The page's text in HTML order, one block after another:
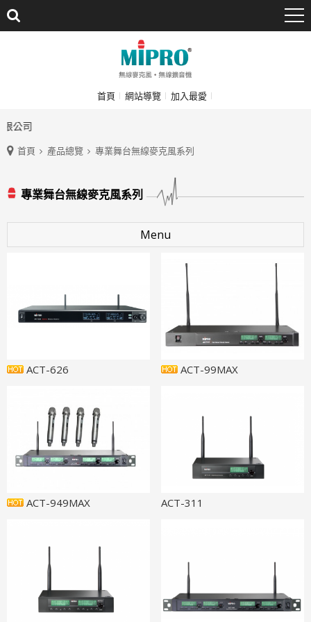
首頁 網站導覽 加入最愛
公司
首頁 產品總覽 專業舞台無線麥克風系列
專業舞台無線麥克風系列
Menu
ACT-626 ACT-99MAX
ACT-949MAX ACT-311